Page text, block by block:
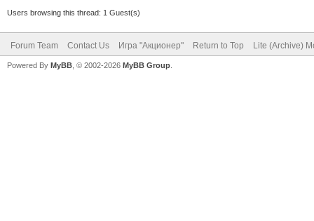
Users browsing this thread: 1 Guest(s)
Forum Team Contact Us Игра "Акционер" Return to Top Lite (Archive)
Powered By MyBB , © 2002-2026 MyBB Group